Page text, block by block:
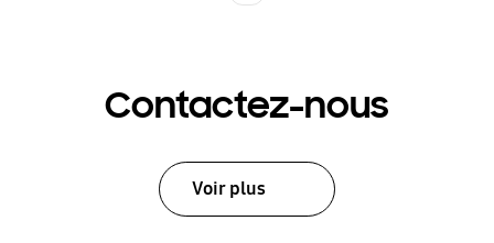
Contactez-nous
Voir plus